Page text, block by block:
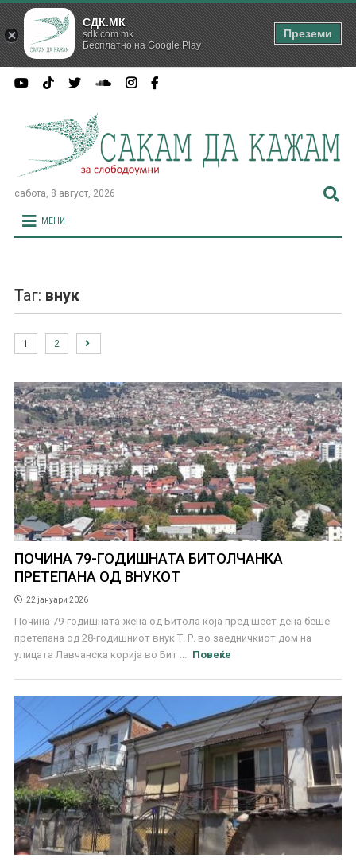
сабота, 8 август, 2026
МЕНИ
Таг: внук
1 2
ПОЧИНА 79-ГОДИШНАТА БИТОЛЧАНКА
ПРЕТЕПАНА ОД ВНУКОТ
22 јануари 2026
Почина 79-годишната жена од Битола која пред шест дена беше
претепана од 28-годишниот внук Т. Р. во заедничкиот дом на
улицата Лавчанска корија во Бит ...
Повеќе
СДК.МК
sdk.com.mk
Бесплатно на Google Play
Преземи